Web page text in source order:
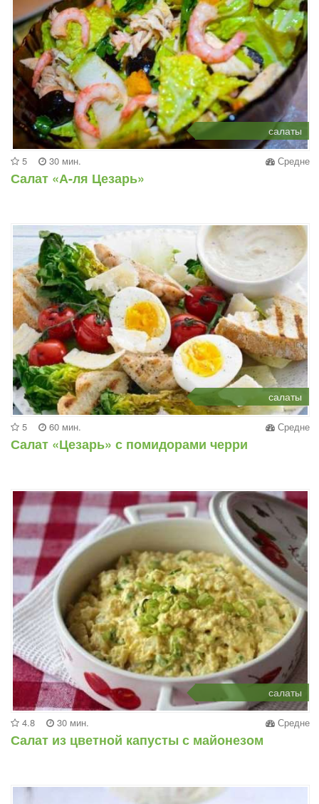
салаты
5 30 мин. Средне
Салат «А-ля Цезарь»
салаты
5 60 мин. Средне
Салат «Цезарь» с помидорами черри
салаты
4.8 30 мин. Средне
Салат из цветной капусты с майонезом